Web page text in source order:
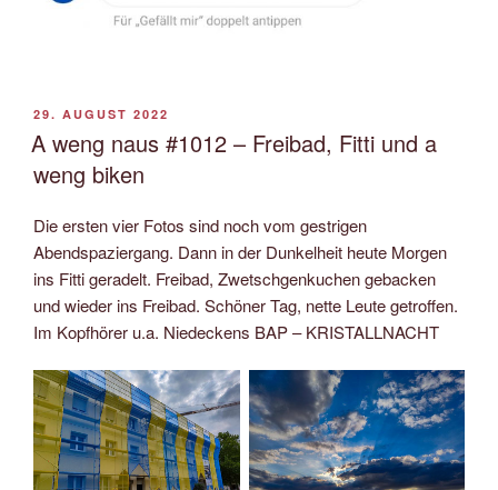
VERÖFFENTLICHT
AM
29. AUGUST 2022
A weng naus #1012 – Freibad, Fitti und a
weng biken
Die ersten vier Fotos sind noch vom gestrigen
Abendspaziergang. Dann in der Dunkelheit heute Morgen
ins Fitti geradelt. Freibad, Zwetschgenkuchen gebacken
und wieder ins Freibad. Schöner Tag, nette Leute getroffen.
Im Kopfhörer u.a. Niedeckens BAP – KRISTALLNACHT